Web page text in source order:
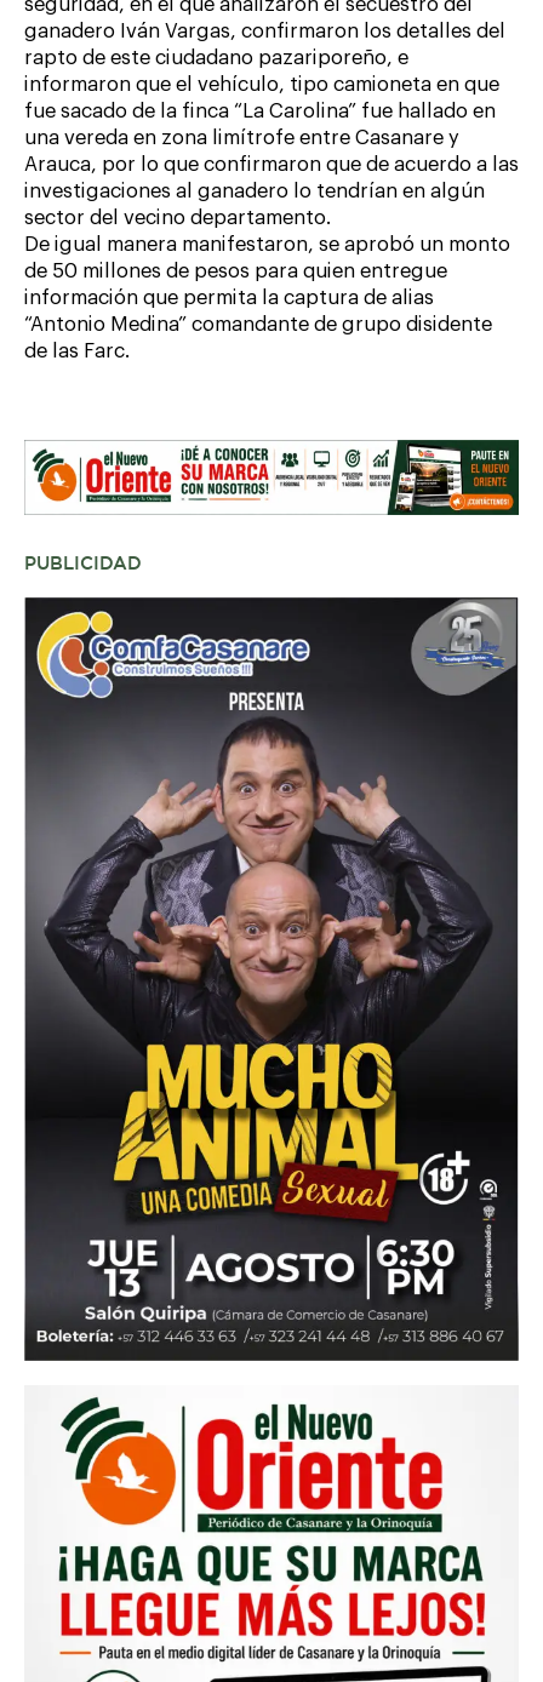
seguridad, en el que analizaron el secuestro del
ganadero Iván Vargas, confirmaron los detalles del
rapto de este ciudadano pazariporeño, e
informaron que el vehículo, tipo camioneta en que
fue sacado de la finca “La Carolina” fue hallado en
una vereda en zona limítrofe entre Casanare y
Arauca, por lo que confirmaron que de acuerdo a las
investigaciones al ganadero lo tendrían en algún
sector del vecino departamento.
De igual manera manifestaron, se aprobó un monto
de 50 millones de pesos para quien entregue
información que permita la captura de alias
“Antonio Medina” comandante de grupo disidente
de las Farc.
PUBLICIDAD